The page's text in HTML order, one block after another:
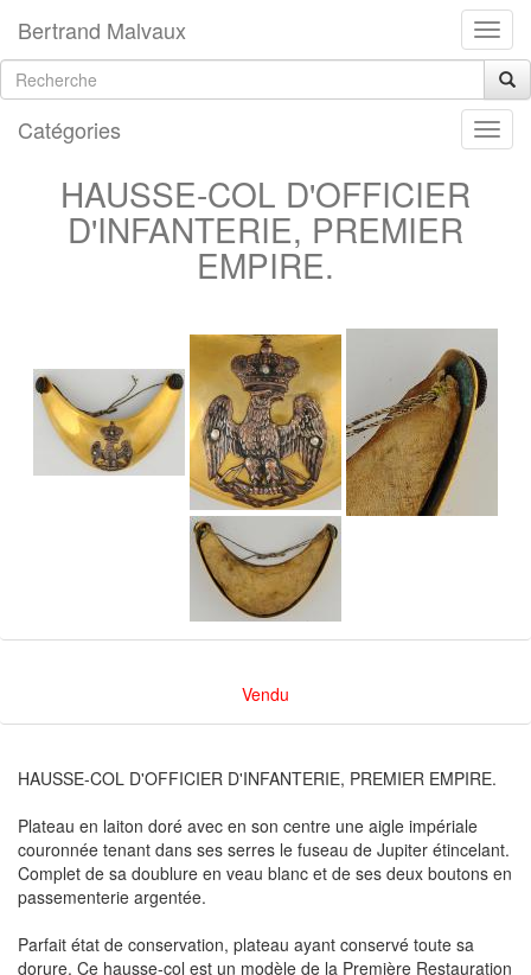
Bertrand Malvaux
Catégories
HAUSSE-COL D'OFFICIER
D'INFANTERIE, PREMIER
EMPIRE.
Vendu
HAUSSE-COL D'OFFICIER D'INFANTERIE, PREMIER EMPIRE.
Plateau en laiton doré avec en son centre une aigle impériale
couronnée tenant dans ses serres le fuseau de Jupiter étincelant.
Complet de sa doublure en veau blanc et de ses deux boutons en
passementerie argentée.
Parfait état de conservation, plateau ayant conservé toute sa
dorure. Ce hausse-col est un modèle de la Première Restauration